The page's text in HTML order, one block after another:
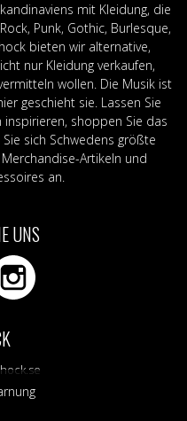
mit Kleidung, die
Punk, Gothic, Burlesque,
bieten wir alternative,
nur Kleidung verkaufen,
wollen. Die Musik ist
geschieht sie. Lassen Sie
shoppen Sie das
sich Schwedens größte
Artikeln und
an.
UNS